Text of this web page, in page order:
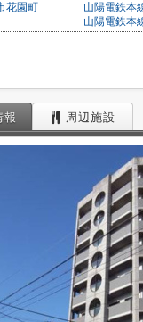
花園町
山陽電鉄本
山陽電鉄本
報 周辺施設